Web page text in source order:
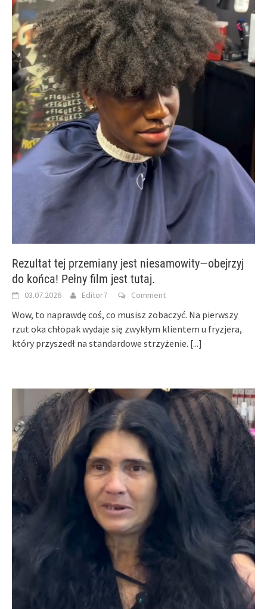
Rezultat tej przemiany jest niesamowity—obejrzyj
do końca! Pełny film jest tutaj.
03.07.2026 Editor7 Comment
Wow, to naprawdę coś, co musisz zobaczyć. Na pierwszy
rzut oka chłopak wydaje się zwykłym klientem u fryzjera,
który przyszedł na standardowe strzyżenie. [...]